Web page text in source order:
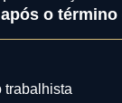
o
trabalhista